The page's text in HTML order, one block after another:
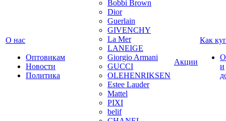
О нас
Оптовикам
Новости
Политика
Bobbi Brown
Dior
Guerlain
GIVENCHY
La Mer
LANEIGE
Giorgio Armani
GUCCI
OLEHENRIKSEN
Estee Lauder
Mattel
PIXI
belif
Акции
Как
и